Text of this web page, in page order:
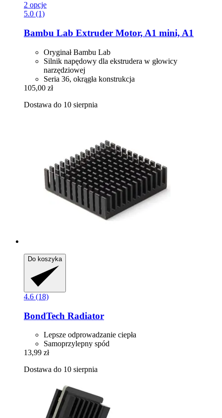
2 opcje
5.0 (1)
Bambu Lab Extruder Motor, A1 mini, A1
Oryginał Bambu Lab
Silnik napędowy dla ekstrudera w głowicy
narzędziowej
Seria 36, okrągła konstrukcja
105,00 zł
Dostawa do 10 sierpnia
Do koszyka
4.6 (18)
BondTech Radiator
Lepsze odprowadzanie ciepła
Samoprzylepny spód
13,99 zł
Dostawa do 10 sierpnia